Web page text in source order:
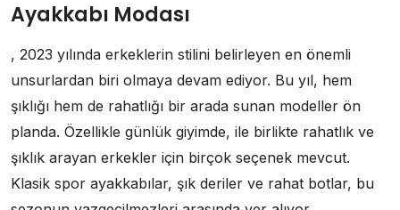
Ayakkabı Modası
, 2023 yılında erkeklerin stilini belirleyen en önemli
unsurlardan biri olmaya devam ediyor. Bu yıl, hem
şıklığı hem de rahatlığı bir arada sunan modeller ön
planda. Özellikle günlük giyimde, ile birlikte rahatlık ve
şıklık arayan erkekler için birçok seçenek mevcut.
Klasik spor ayakkabılar, şık deriler ve rahat botlar, bu